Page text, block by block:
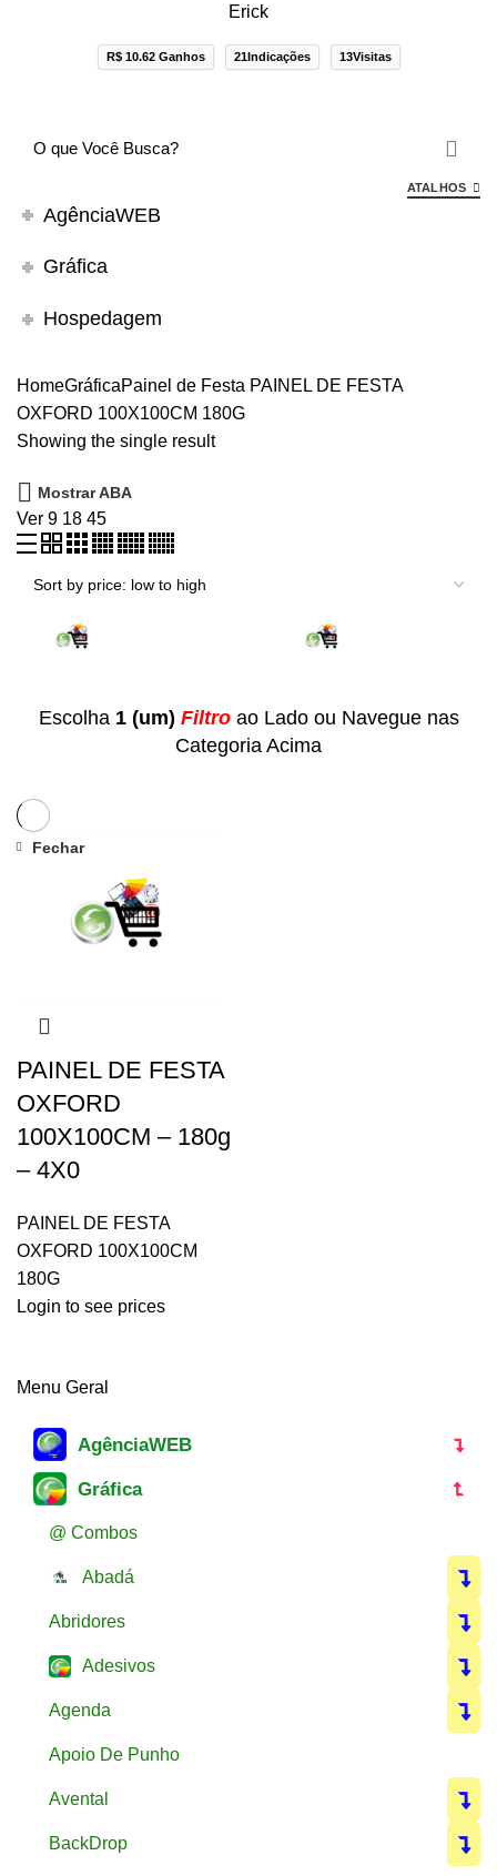
Erick
R$ 10.62 Ganhos 21Indicações 13Visitas
ATALHOS
AgênciaWEB
Gráfica
Hospedagem
Menu Geral
AgênciaWEB
Gráfica
@ Combos
Abadá
Abridores
Adesivos
Agenda
Apoio De Punho
Avental
BackDrop
HomeGráficaPainel de Festa PAINEL DE FESTA
OXFORD 100X100CM 180G
Showing the single result
Mostrar ABA
Ver 9 18 45
Escolha 1 (um) Filtroao Lado ou Navegue nas
Categoria Acima
Fechar
PAINEL DE FESTA
OXFORD
100X100CM – 180g
– 4X0
PAINEL DE FESTA
OXFORD 100X100CM
180G
Login to see prices